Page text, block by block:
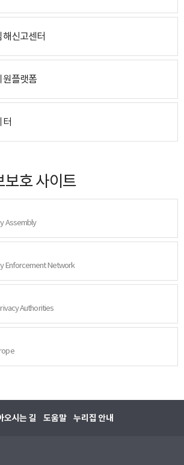
신고센터
원플랫폼
터
보호 사이트
Assembly
Enforcement Network
Authorities
오시는 길 도움말 누리집 안내